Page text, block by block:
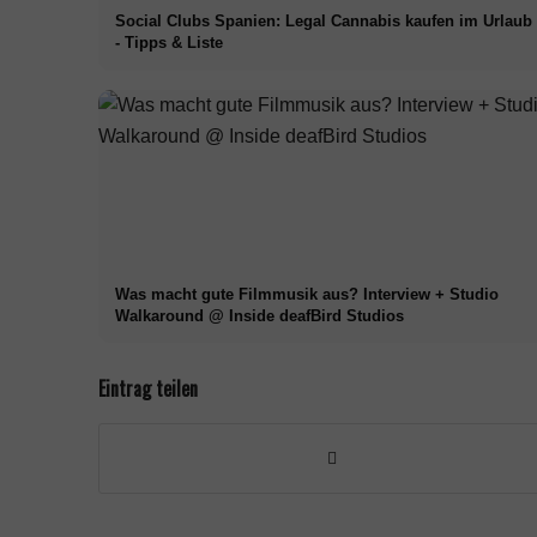
Social Clubs Spanien: Legal Cannabis kaufen im Urlaub
- Tipps & Liste
Was macht gute Filmmusik aus? Interview + Studio
Walkaround @ Inside deafBird Studios
Eintrag teilen